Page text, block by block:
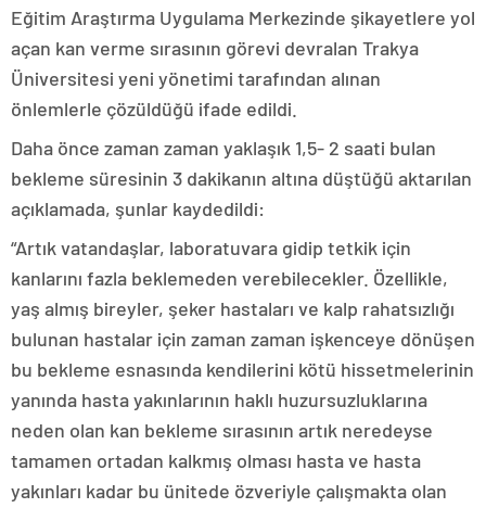
Eğitim Araştırma Uygulama Merkezinde şikayetlere yol
açan kan verme sırasının görevi devralan Trakya
Üniversitesi yeni yönetimi tarafından alınan
önlemlerle çözüldüğü ifade edildi.
Daha önce zaman zaman yaklaşık 1,5- 2 saati bulan
bekleme süresinin 3 dakikanın altına düştüğü aktarılan
açıklamada, şunlar kaydedildi:
“Artık vatandaşlar, laboratuvara gidip tetkik için
kanlarını fazla beklemeden verebilecekler. Özellikle,
yaş almış bireyler, şeker hastaları ve kalp rahatsızlığı
bulunan hastalar için zaman zaman işkenceye dönüşen
bu bekleme esnasında kendilerini kötü hissetmelerinin
yanında hasta yakınlarının haklı huzursuzluklarına
neden olan kan bekleme sırasının artık neredeyse
tamamen ortadan kalkmış olması hasta ve hasta
yakınları kadar bu ünitede özveriyle çalışmakta olan